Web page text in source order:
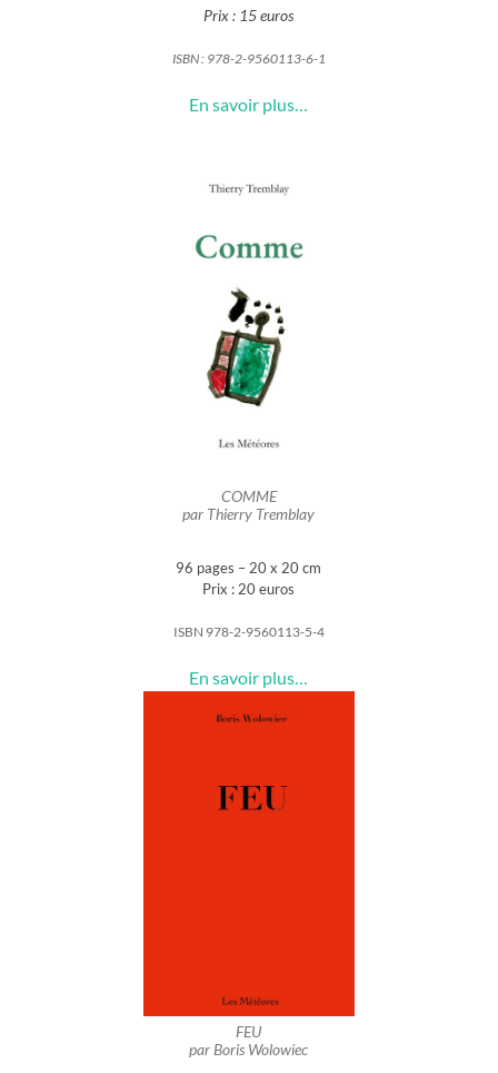
Prix : 15 euros
ISBN : 978-2-9560113-6-1
En savoir plus…
COMME
par Thierry Tremblay
96 pages – 20 x 20 cm
Prix : 20 euros
ISBN 978-2-9560113-5-4
En savoir plus…
FEU
par Boris Wolowiec